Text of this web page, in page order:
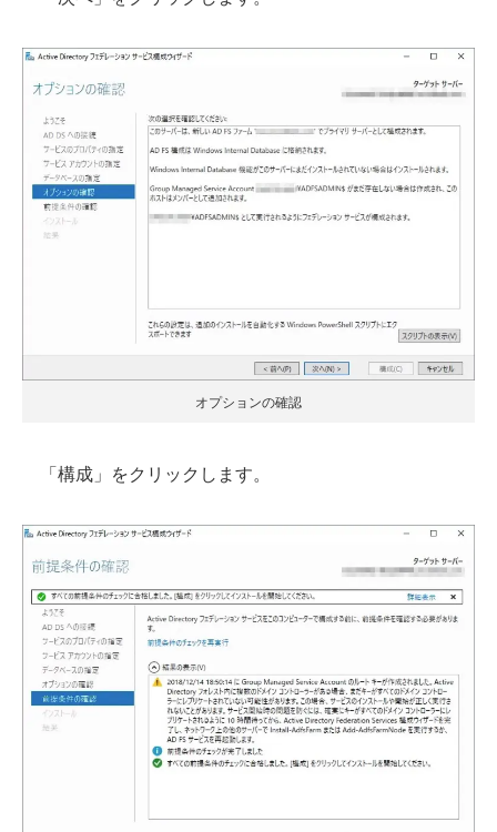
オプションの確認
「構成」をクリックします。